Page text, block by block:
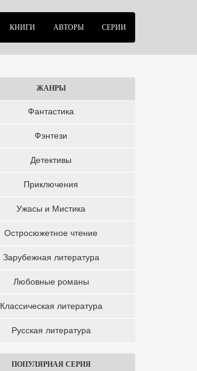
КНИГИ АВТОРЫ СЕРИИ
ЖАНРЫ
Фантастика
Фэнтези
Детективы
Приключения
Ужасы и Мистика
Остросюжетное чтение
Зарубежная литература
Любовные романы
Классическая литература
Русская литература
ПОПУЛЯРНАЯ СЕРИЯ